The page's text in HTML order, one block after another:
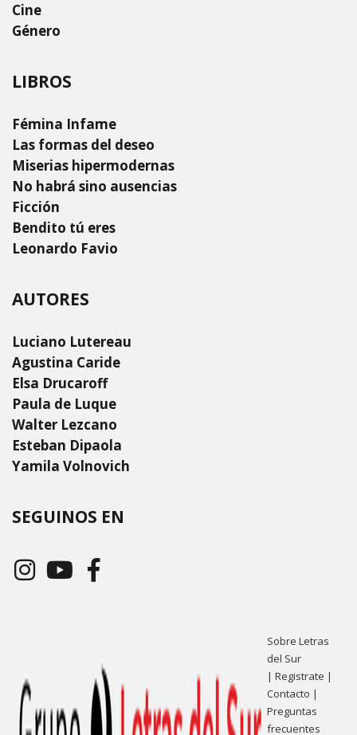
Cine
Género
LIBROS
Fémina Infame
Las formas del deseo
Miserias hipermodernas
No habrá sino ausencias
Ficción
Bendito tú eres
Leonardo Favio
AUTORES
Luciano Lutereau
Agustina Caride
Elsa Drucaroff
Paula de Luque
Walter Lezcano
Esteban Dipaola
Yamila Volnovich
SEGUINOS EN
Sobre Letras
del Sur
| Registrate |
Contacto |
Preguntas
frecuentes